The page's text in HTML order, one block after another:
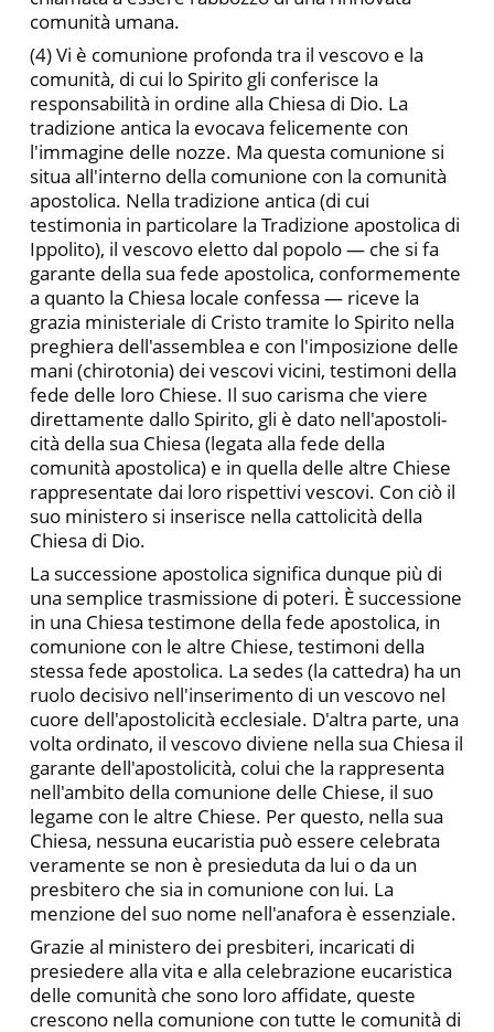
comunità umana.
(4) Vi è comunione profonda tra il vescovo e la
comunità, di cui lo Spirito gli conferisce la
responsabilità in ordine alla Chiesa di Dio. La
tradizione antica la evocava felicemente con
l'immagine delle nozze. Ma questa comunione si
situa all'interno della co­munione con la comunità
apostolica. Nella tradizione antica (di cui
testimonia in particolare la Tradizione apostolica di
Ippolito), il vescovo eletto dal popolo — che si fa
garante della sua fede apo­stolica, conformemente
a quanto la Chiesa locale confessa — riceve la
grazia ministeriale di Cristo tramite lo Spirito nella
preghiera dell'assemblea e con l'imposizione delle
mani (chirotonia) dei vescovi vicini, testimoni della
fede delle loro Chiese. Il suo carisma che viere
direttamente dallo Spirito, gli è dato nell'apostoli­
cità della sua Chiesa (legata alla fede della
comunità apostolica) e in quella delle altre Chiese
rappresentate dai loro rispettivi vesco­vi. Con ciò il
suo ministero si inserisce nella cattolicità della
Chiesa di Dio.
La successione apostolica significa dunque più di
una sem­plice trasmissione di poteri. È successione
in una Chiesa testimo­ne della fede apostolica, in
comunione con le altre Chiese, testimoni della
stessa fede apostolica. La sedes (la cattedra) ha un
ruolo decisivo nell'inserimento di un vescovo nel
cuore dell'apo­stolicità ecclesiale. D'altra parte, una
volta ordinato, il vescovo di­viene nella sua Chiesa il
garante dell'apostolicità, colui che la rap­presenta
nell'ambito della comunione delle Chiese, il suo
legame con le altre Chiese. Per questo, nella sua
Chiesa, nessuna eucaristia può essere celebrata
veramente se non è presieduta da lui o da un
presbitero che sia in comunione con lui. La
menzione del suo nome nell'anafora è essenziale.
Grazie al ministero dei presbiteri, incaricati di
presiedere alla vita e alla celebrazione eucaristica
delle comunità che sono loro affidate, queste
crescono nella comunione con tutte le comunità di